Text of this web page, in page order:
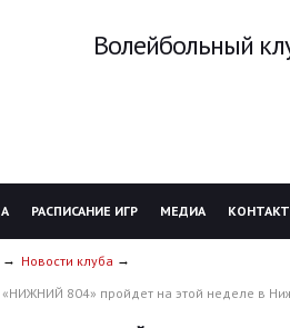
Волейбольный
РАСПИСАНИЕ ИГР МЕДИА
Новости клуба
804» пройдет на этой неделе в